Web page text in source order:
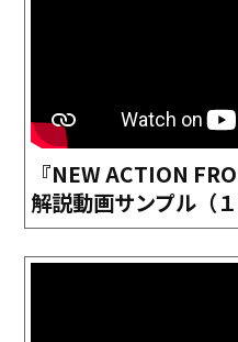
『NEW ACTION
解説動画サンプル（１